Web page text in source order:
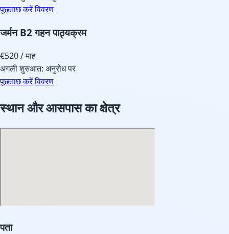
पूछताछ करेंविवरण
जर्मन B2 गहन पाठ्यक्रम
€520/ माह
अगली शुरुआत: अनुरोध पर
पूछताछ करेंविवरण
स्थान और आसपास का क्षेत्र
पता